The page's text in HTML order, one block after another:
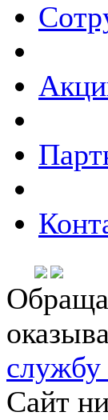
Сайт